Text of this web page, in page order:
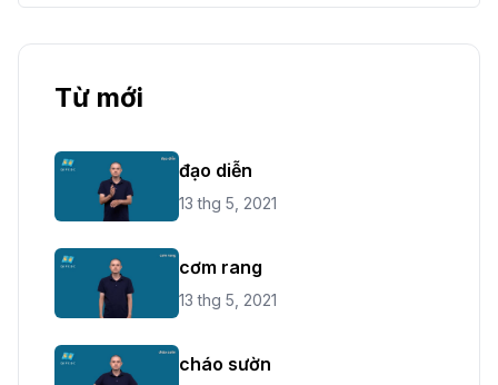
Từ mới
đạo diễn
13 thg 5, 2021
cơm rang
13 thg 5, 2021
cháo sườn